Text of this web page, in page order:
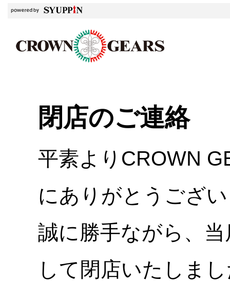
閉店のご連絡
平素よりCROWN
にありがとうござ
誠に勝手ながら、
して閉店いたしま